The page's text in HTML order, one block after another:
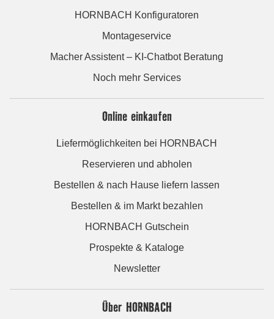
HORNBACH Konfiguratoren
Montageservice
Macher Assistent – KI-Chatbot Beratung
Noch mehr Services
Online einkaufen
Liefermöglichkeiten bei HORNBACH
Reservieren und abholen
Bestellen & nach Hause liefern lassen
Bestellen & im Markt bezahlen
HORNBACH Gutschein
Prospekte & Kataloge
Newsletter
Über HORNBACH